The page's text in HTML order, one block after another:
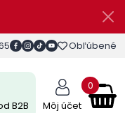
Obľúbené
B2B Môj účet
0